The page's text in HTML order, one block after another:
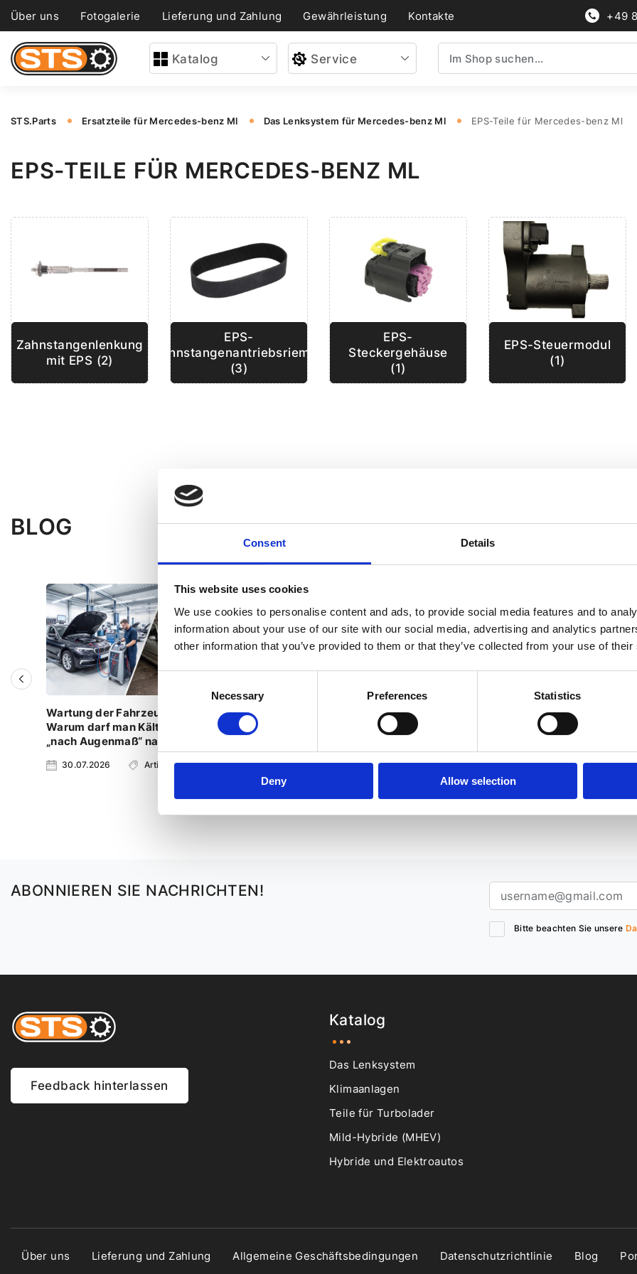
Consent Details
This website uses cookies
We use cookies to personalise content and ads, to provide social media features and to
information about your use of our site with our social media, advertising and analytics
other information that you’ve provided to them or that they’ve collected from your use of
Consent
Selection
Necessary Preferences Statistics
Deny Allow selection
Über uns Fotogalerie Lieferung und Zahlung Gewährleistung Kontakte +49
Katalog Service
STS.Parts Ersatzteile für Mercedes-benz Ml Das Lenksystem für Mercedes-benz Ml EPS-Teile für Mercedes-benz Ml
EPS-TEILE FÜR MERCEDES-BENZ ML
Zahnstangenlenkung
mit EPS (2)
EPS-
Zahnstangenantriebsriemen
(3)
EPS-
Steckergehäuse
(1)
EPS-Steuermodul
(1)
BLOG
Wartung der Fahrzeugklimaanlage:
Warum darf man Kältemittel nicht
„nach Augenmaß“ nachfüllen?
30.07.2026 Artikel
Audi A6 C8: Störungen und Defekte
23.07.2026 Artikel
Kfz-Klimaanlagen-Service
Befüllung und Reparatur für
03.07.2026
ABONNIEREN SIE NACHRICHTEN!
Bitte beachten Sie unsere
Feedback hinterlassen
Katalog
Das Lenksystem
Klimaanlagen
Teile für Turbolader
Mild-Hybride (MHEV)
Hybride und Elektroautos
Über uns Lieferung und Zahlung Allgemeine Geschäftsbedingungen Datenschutzrichtlinie Blog